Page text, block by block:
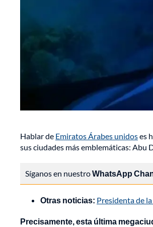
Hablar de Emiratos Árabes unidoses
sus ciudades más emblemáticas: Abu
Síganos en nuestroWhatsApp
Otras noticias: Presidenta de
Precisamente, esta última